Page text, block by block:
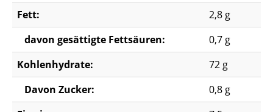
Fett:
2,8 g
davon gesättigte Fettsäuren:
0,7 g
Kohlenhydrate:
72 g
Davon Zucker:
0,8 g